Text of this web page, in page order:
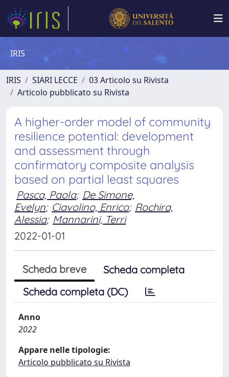
IRIS
IRIS SIARI LECCE
03 Articolo su Rivista
Articolo pubblicato su Rivista
A higher-order model of community
resilience potential: development
and assessment through
confirmatory composite analysis
based on partial least squares
Pasca, Paola; De Simone,
Evelyn; Ciavolino, Enrico; Rochira,
Alessia; Mannarini, Terri
2022-01-01
Scheda breve
Scheda completa
Scheda completa (DC)
Anno
2022
Appare nelle tipologie:
Articolo pubblicato su Rivista